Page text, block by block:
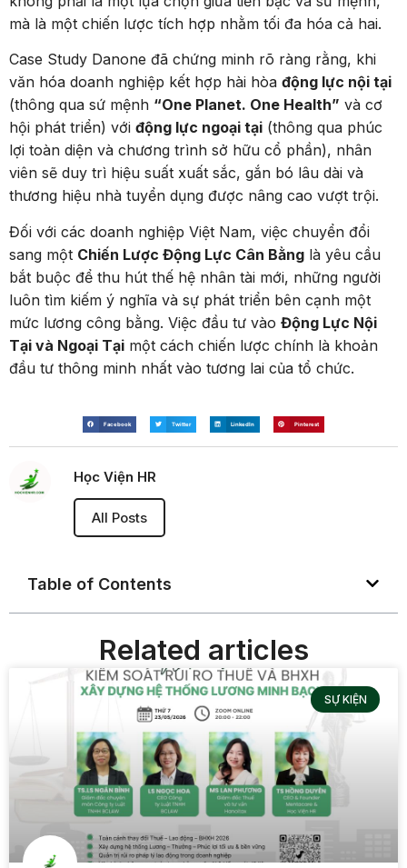
mà là một chiến lược tích hợp nhằm tối đa hóa cả hai.
Case Study Danone đã chứng minh rõ ràng rằng, khi
văn hóa doanh nghiệp kết hợp hài hòa động lực nội tại
(thông qua sứ mệnh “One Planet. One Health” và cơ
hội phát triển) với động lực ngoại tại (thông qua phúc
lợi toàn diện và chương trình sở hữu cổ phần), nhân
viên sẽ duy trì hiệu suất xuất sắc, gắn bó lâu dài và
thương hiệu nhà tuyển dụng được nâng cao vượt trội.
Đối với các doanh nghiệp Việt Nam, việc chuyển đổi
sang một Chiến Lược Động Lực Cân Bằng là yêu cầu
bắt buộc để thu hút thế hệ nhân tài mới, những người
luôn tìm kiếm ý nghĩa và sự phát triển bên cạnh một
mức lương công bằng. Việc đầu tư vào Động Lực Nội
Tại và Ngoại Tại một cách chiến lược chính là khoản
đầu tư thông minh nhất vào tương lai của tổ chức.
Facebook Twitter LinkedIn Pinterest
Học Viện HR
All Posts
Table of Contents
Related articles
SỰ KIỆN